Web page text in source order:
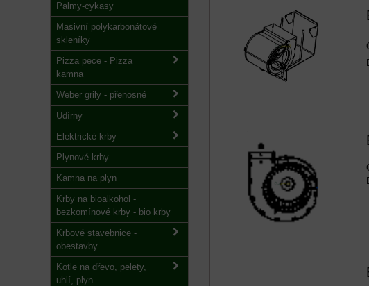
Palmy-cykasy
Masivní polykarbonátové
skleníky
Pizza pece - Pizza
kamna
Weber grily - přenosné
Udírny
Elektrické krby
Plynové krby
Kamna na plyn
Krby na bioalkohol -
bezkomínové krby - bio krby
Krbové stavebnice -
obestavby
Kotle na dřevo, pelety,
uhlí, plyn